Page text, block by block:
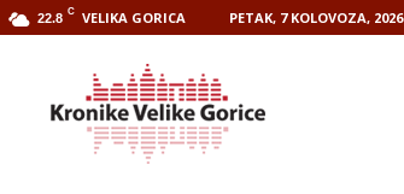
22.8 C VELIKA GORICA PETAK, 7 KOLOVOZA, 2026